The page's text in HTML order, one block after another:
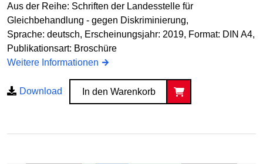
Aus der Reihe: Schriften der Landesstelle für
Gleichbehandlung - gegen Diskriminierung,
Sprache: deutsch, Erscheinungsjahr: 2019, Format: DIN A4,
Publikationsart: Broschüre
Weitere Informationen
Download In den Warenkorb